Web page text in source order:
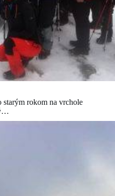
rokom na vrchole